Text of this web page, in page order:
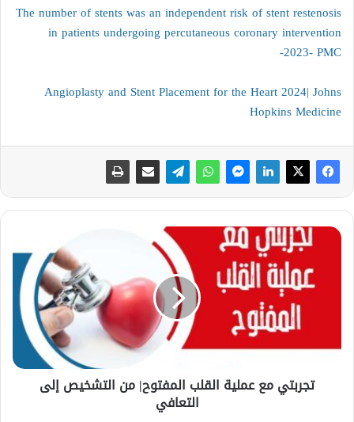
The number of stents was an independent risk of stent restenosis
in patients undergoing percutaneous coronary intervention
-2023- PMC
Angioplasty and Stent Placement for the Heart 2024| Johns
Hopkins Medicine
ت
ع
تجربتي مع عملية القلب المفتوح| من التشخيص إلى
التعافي